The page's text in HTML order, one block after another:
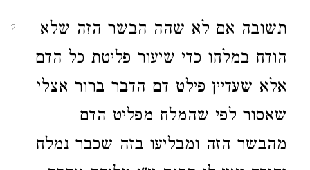
2
תשובה אם לא שהה הבשר הזה שלא
הודח במלחו כדי שיעור פליטת כל הדם
אלא שעדיין פילט דם הדבר ברור אצלי
שאסור לפי שהמלח מפליט הדם
מהבשר הזה ומבליעו בזה שכבר נמלח